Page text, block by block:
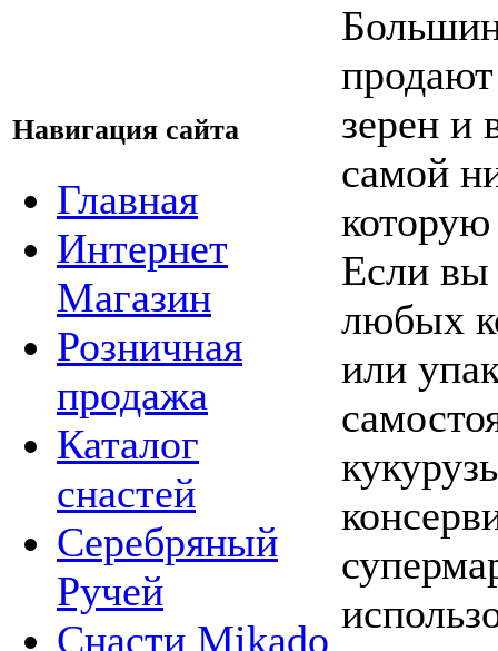
Навигация сайта
Главная
Интернет
Магазин
Розничная
продажа
Каталог
снастей
Серебряный
Ручей
Снасти Mikado
зерен и
самой
Если вы
любых
или